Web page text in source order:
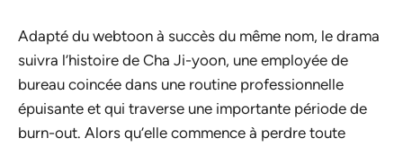
Adapté du webtoon à succès du même nom, le drama
suivra l’histoire de Cha Ji-yoon, une employée de
bureau coincée dans une routine professionnelle
épuisante et qui traverse une importante période de
burn-out. Alors qu’elle commence à perdre toute